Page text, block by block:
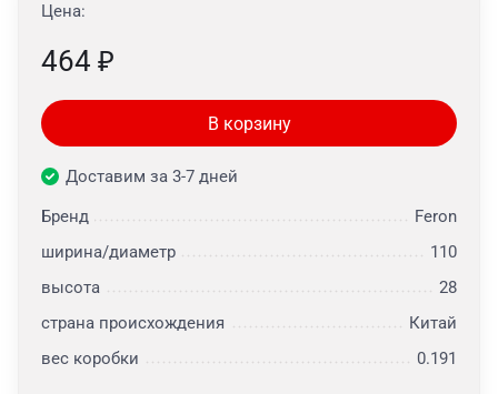
Цена:
464 ₽
В корзину
Доставим за 3-7 дней
Бренд
Feron
ширина/диаметр
110
высота
28
страна происхождения
Китай
вес коробки
0.191